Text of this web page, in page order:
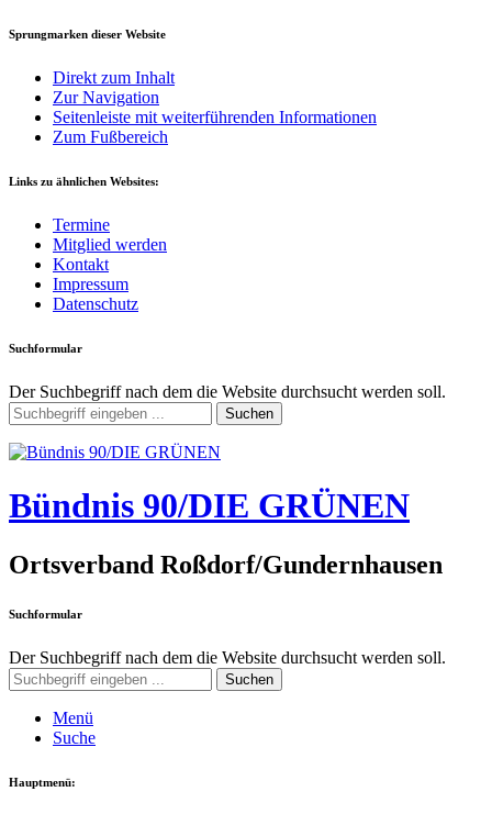
Sprungmarken dieser Website
Direkt zum Inhalt
Zur Navigation
Seitenleiste mit weiterführenden Informationen
Zum Fußbereich
Links zu ähnlichen Websites:
Termine
Mitglied werden
Kontakt
Impressum
Datenschutz
Suchformular
Der Suchbegriff nach dem die Website durchsucht werden soll.
Suchen
Bündnis 90/DIE GRÜNEN
Ortsverband Roßdorf/Gundernhausen
Suchformular
Der Suchbegriff nach dem die Website durchsucht werden soll.
Suchen
Menü
Suche
Hauptmenü: